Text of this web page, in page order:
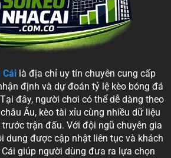
Cái là địa chỉ uy tín chuyên cung cấp
định và dự đoán tỷ lệ kèo bóng đá
đây, người chơi có thể dễ dàng theo
Âu, kèo tài xỉu cùng nhiều dữ liệu
trận đấu. Với đội ngũ chuyên gia
dung được cập nhật liên tục và khách
Cái giúp người dùng đưa ra lựa chọn